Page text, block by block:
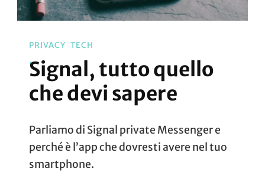
PRIVACY TECH
Signal, tutto quello
che devi sapere
Parliamo di Signal private Messenger e
perché è l’app che dovresti avere nel tuo
smartphone.